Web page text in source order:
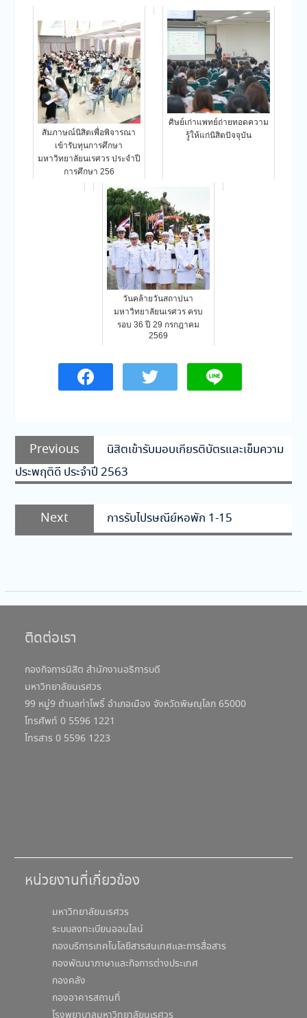
สัมภาษณ์นิสิตเพื่อพิจารณา
เข้ารับทุนการศึกษา
มหาวิทยาลัยนเรศวร ประจำปี
การศึกษา 256
ศิษย์เก่าแพทย์ถ่ายทอดความ
รู้ให้แก่นิสิตปัจจุบัน
วันคล้ายวันสถาปนา
มหาวิทยาลัยนเรศวร ครบ
รอบ 36 ปี 29 กรกฎาคม
2569
แนะแนว
เรื่อง
Previous
Previous
post:
นิสิตเข้ารับมอบเกียรติบัตรและเข็มความ
ประพฤติดี ประจำปี 2563
Next
Next
post:
การรับไปรษณีย์หอพัก 1-15
ติดต่อเรา
กองกิจการนิสิต สำนักงานอธิการบดี
มหาวิทยาลัยนเรศวร
99 หมู่9 ตำบลท่าโพธิ์ อำเภอเมือง จังหวัดพิษณุโลก 65000
โทรศัพท์ 0 5596 1221
โทรสาร 0 5596 1223
หน่วยงานที่เกี่ยวข้อง
มหาวิทยาลัยนเรศวร
ระบบลงทะเบียนออนไลน์
กองบริการเทคโนโลยีสารสนเทศและการสื่อสาร
กองพัฒนาภาษาและกิจการต่างประเทศ
กองคลัง
กองอาคารสถานที่
โรงพยาบาลมหาวิทยาลัยนเรศวร